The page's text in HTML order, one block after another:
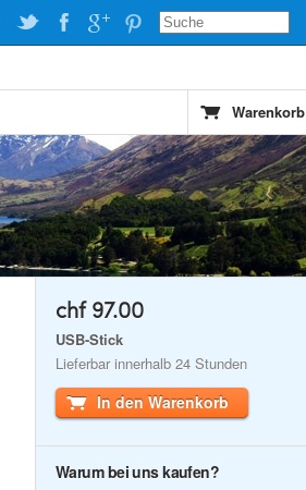
Warenkorb
chf 97.00
USB-Stick
Lieferbar innerhalb 24 Stunden
In den Warenkorb
Warum bei uns kaufen?